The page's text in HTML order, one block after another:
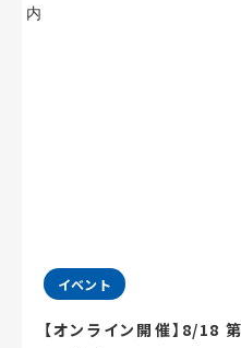
イベント
【オンライン開催】8/